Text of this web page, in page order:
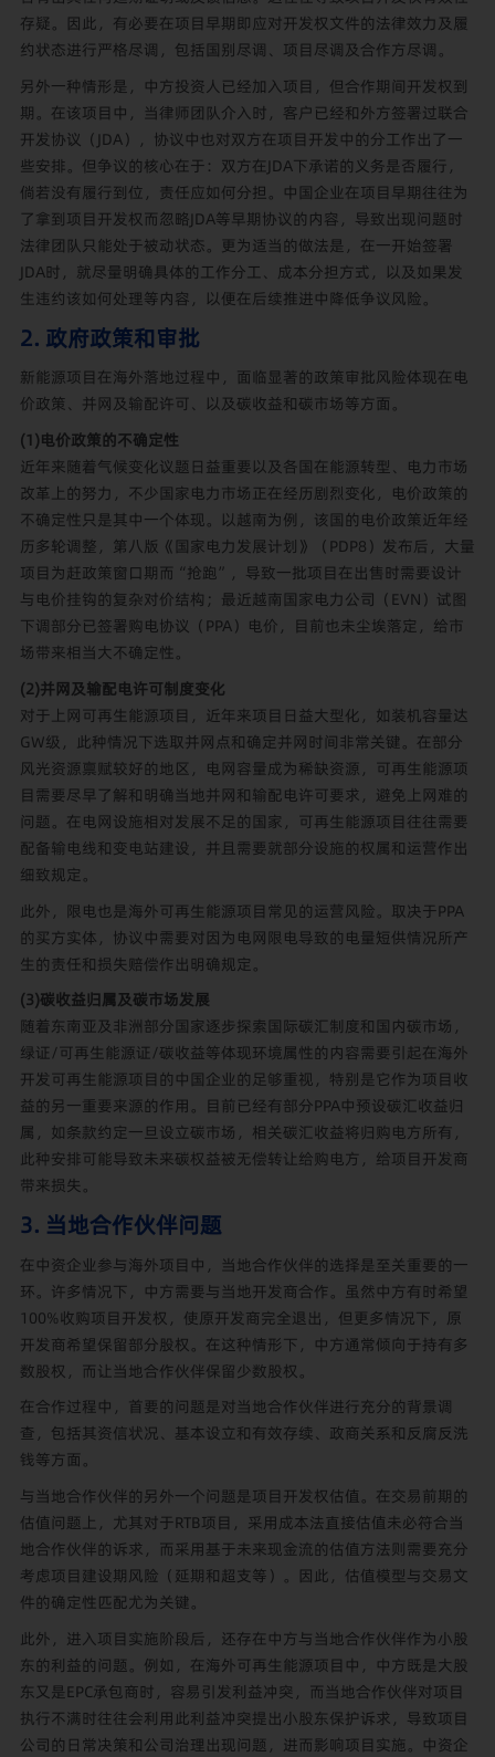
存疑。因此，有必要在项目早期即应对开发权文件的法律效力及履
约状态进行严格尽调，包括国别尽调、项目尽调及合作方尽调。
另外一种情形是，中方投资人已经加入项目，但合作期间开发权到
期。在该项目中，当律师团队介入时，客户已经和外方签署过联合
开发协议（JDA），协议中也对双方在项目开发中的分工作出了一
些安排。但争议的核心在于：双方在JDA下承诺的义务是否履行，
倘若没有履行到位，责任应如何分担。中国企业在项目早期往往为
了拿到项目开发权而忽略JDA等早期协议的内容，导致出现问题时
法律团队只能处于被动状态。更为适当的做法是，在一开始签署
JDA时，就尽量明确具体的工作分工、成本分担方式，以及如果发
生违约该如何处理等内容，以便在后续推进中降低争议风险。
2. 政府政策和审批
新能源项目在海外落地过程中，面临显著的政策审批风险体现在电
价政策、并网及输配许可、以及碳收益和碳市场等方面。
(1)电价政策的不确定性
近年来随着气候变化议题日益重要以及各国在能源转型、电力市场
改革上的努力，不少国家电力市场正在经历剧烈变化，电价政策的
不确定性只是其中一个体现。以越南为例，该国的电价政策近年经
历多轮调整，第八版《国家电力发展计划》（PDP8）发布后，大量
项目为赶政策窗口期而“抢跑”，导致一批项目在出售时需要设计
与电价挂钩的复杂对价结构；最近越南国家电力公司（EVN）试图
下调部分已签署购电协议（PPA）电价，目前也未尘埃落定，给市
场带来相当大不确定性。
(2)并网及输配电许可制度变化
对于上网可再生能源项目，近年来项目日益大型化，如装机容量达
GW级，此种情况下选取并网点和确定并网时间非常关键。在部分
风光资源禀赋较好的地区，电网容量成为稀缺资源，可再生能源项
目需要尽早了解和明确当地并网和输配电许可要求，避免上网难的
问题。在电网设施相对发展不足的国家，可再生能源项目往往需要
配备输电线和变电站建设，并且需要就部分设施的权属和运营作出
细致规定。
此外，限电也是海外可再生能源项目常见的运营风险。取决于PPA
的买方实体，协议中需要对因为电网限电导致的电量短供情况所产
生的责任和损失赔偿作出明确规定。
(3)碳收益归属及碳市场发展
随着东南亚及非洲部分国家逐步探索国际碳汇制度和国内碳市场，
绿证/可再生能源证/碳收益等体现环境属性的内容需要引起在海外
开发可再生能源项目的中国企业的足够重视，特别是它作为项目收
益的另一重要来源的作用。目前已经有部分PPA中预设碳汇收益归
属，如条款约定一旦设立碳市场，相关碳汇收益将归购电方所有，
此种安排可能导致未来碳权益被无偿转让给购电方，给项目开发商
带来损失。
3. 当地合作伙伴问题
在中资企业参与海外项目中，当地合作伙伴的选择是至关重要的一
环。许多情况下，中方需要与当地开发商合作。虽然中方有时希望
100%收购项目开发权，使原开发商完全退出，但更多情况下，原
开发商希望保留部分股权。在这种情形下，中方通常倾向于持有多
数股权，而让当地合作伙伴保留少数股权。
在合作过程中，首要的问题是对当地合作伙伴进行充分的背景调
查，包括其资信状况、基本设立和有效存续、政商关系和反腐反洗
钱等方面。
与当地合作伙伴的另外一个问题是项目开发权估值。在交易前期的
估值问题上，尤其对于RTB项目，采用成本法直接估值未必符合当
地合作伙伴的诉求，而采用基于未来现金流的估值方法则需要充分
考虑项目建设期风险（延期和超支等）。因此，估值模型与交易文
件的确定性匹配尤为关键。
此外，进入项目实施阶段后，还存在中方与当地合作伙伴作为小股
东的利益的问题。例如，在海外可再生能源项目中，中方既是大股
东又是EPC承包商时，容易引发利益冲突，而当地合作伙伴对项目
执行不满时往往会利用此利益冲突提出小股东保护诉求，导致项目
公司的日常决策和公司治理出现问题，进而影响项目实施。中资企